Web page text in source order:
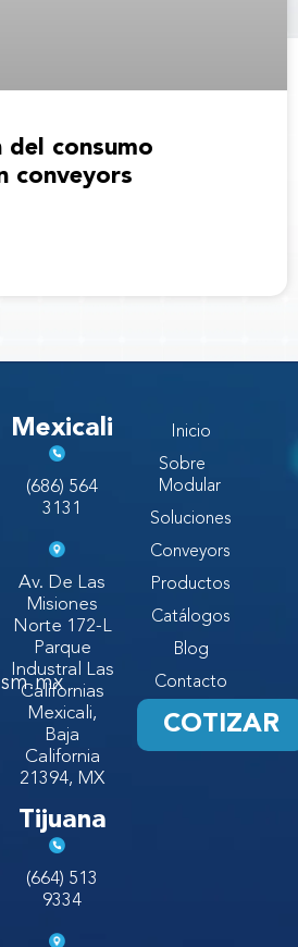
del consumo
conveyors
Mexicali
(686) 564
3131
Av. De Las
Misiones
Norte 172-L
Parque
Industral Las
Californias
Mexicali,
Baja
California
21394, MX
Tijuana
(664) 513
9334
Inicio
Sobre
Modular
Soluciones
Conveyors
Productos
Catálogos
Blog
Contacto
COTIZAR